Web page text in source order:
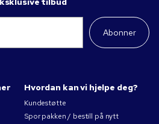
Abonner
Hvordan kan vi hjelpe deg?
Kundestøtte
Spor pakken / bestill på nytt